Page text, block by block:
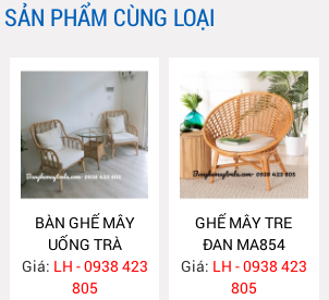
SẢN PHẨM CÙNG LOẠI
BÀN GHẾ MÂY
UỐNG TRÀ
PHÒNG NGỦ
MA855
Giá: LH - 0938 423
805
GHẾ MÂY TRE
ĐAN MA854
Giá: LH - 0938 423
805